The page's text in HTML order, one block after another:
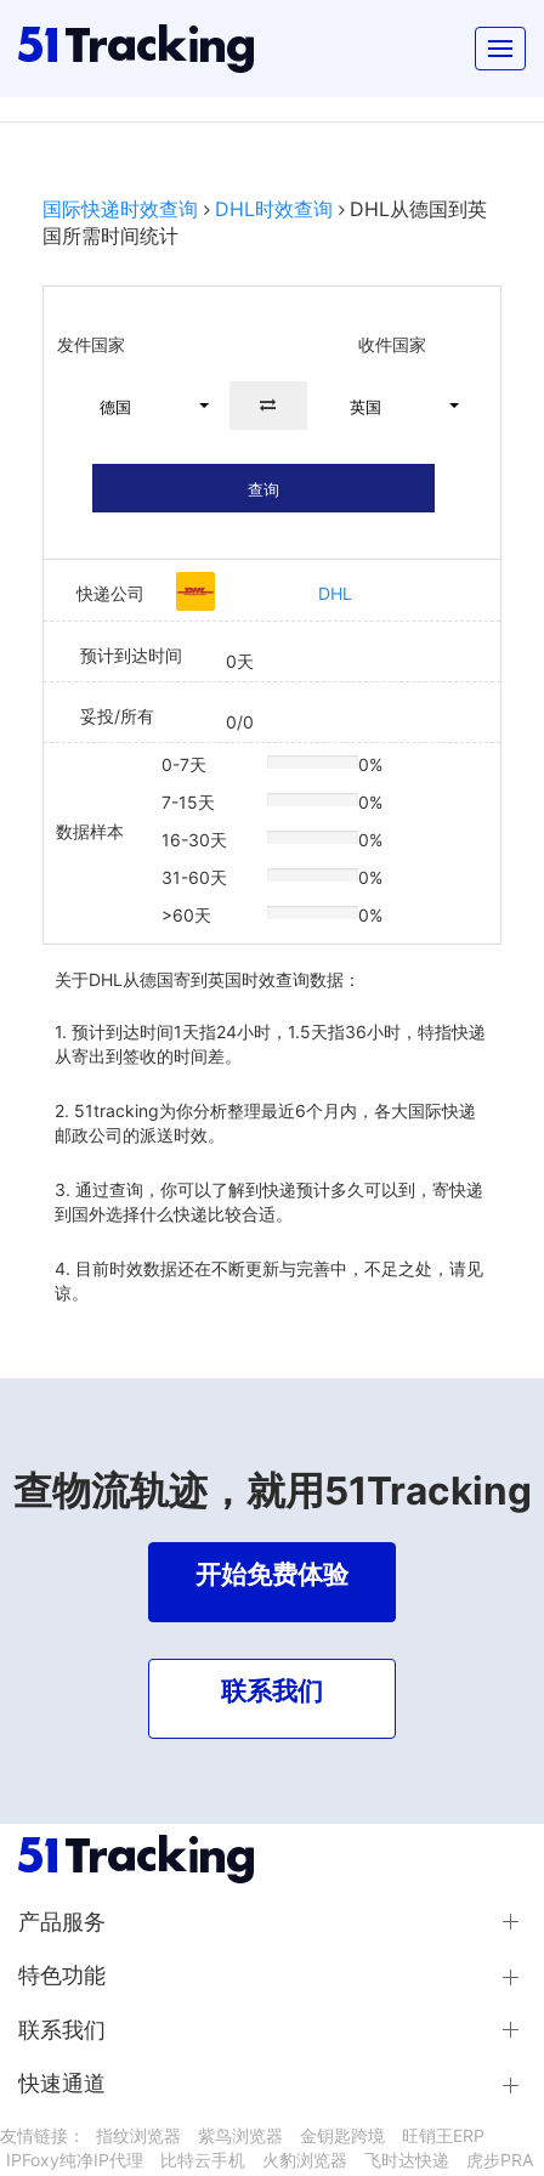
国际快递时效查询 DHL时效查询
DHL从德国到英
国所需时间统计
发件国家 收件国家
德国 英国
查询
快递公司 DHL
预计到达时间 0天
妥投/所有 0/0
数据样本
0-7天 20% Complete0%
7-15天
20% Complete0%
16-30天
20% Complete0%
31-60天
20% Complete0%
>60天
20% Complete0%
关于DHL从德国寄到英国时效查询数据：
1. 预计到达时间1天指24小时，1.5天指36小时，特指快递
从寄出到签收的时间差。
2. 51tracking为你分析整理最近6个月内，各大国际快递
邮政公司的派送时效。
3. 通过查询，你可以了解到快递预计多久可以到，寄快递
到国外选择什么快递比较合适。
4. 目前时效数据还在不断更新与完善中，不足之处，请见
谅。
查物流轨迹，就用51Tracking
开始免费体验
联系我们
产品服务
特色功能
联系我们
快速通道
友情链接： 指纹浏览器 紫鸟浏览器 金钥匙跨境
旺销王ERP
IPFoxy纯净IP代理
比特云手机 火豹浏览器 飞时达快递
虎步PRA